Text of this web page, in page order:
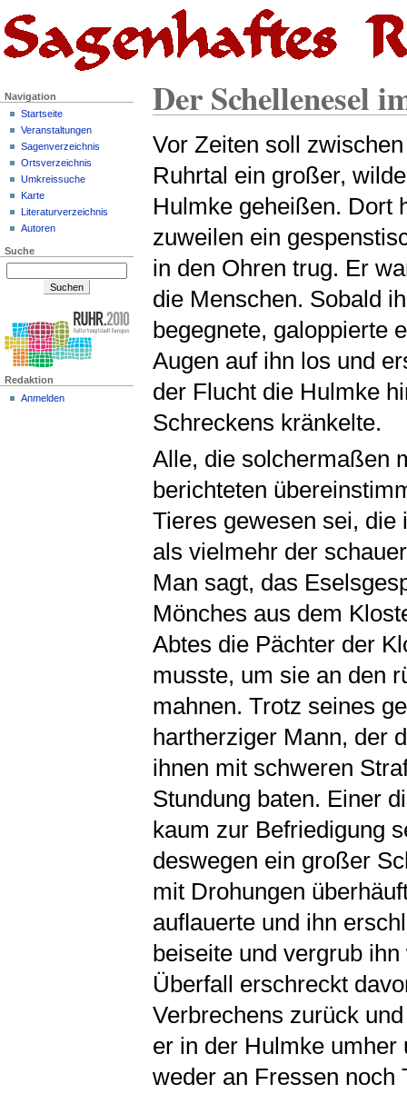
Der Schellenesel
Vor Zeiten soll
Ruhrtal ein großer,
Hulmke geheißen. Dort
zuweilen ein
in den Ohren trug. Er
die Menschen. Sobald
begegnete, galoppierte
Augen auf ihn los und
der Flucht die Hulmke
Schreckens kränkelte.
Alle, die solchermaßen
berichteten
Tieres gewesen sei, die
als vielmehr der
Man sagt, das
Mönches aus dem
Abtes die Pächter der
musste, um sie an den
mahnen. Trotz seines
hartherziger Mann, der
ihnen mit schweren
Stundung baten. Einer
kaum zur Befriedigung
deswegen ein großer
mit Drohungen
auﬂauerte und ihn
beiseite und vergrub
Überfall erschreckt
Verbrechens zurück
er in der Hulmke
weder an Fressen noch
Navigation
Startseite
Veranstaltungen
Sagenverzeichnis
Ortsverzeichnis
Umkreissuche
Karte
Literaturverzeichnis
Autoren
Suche
Redaktion
Anmelden